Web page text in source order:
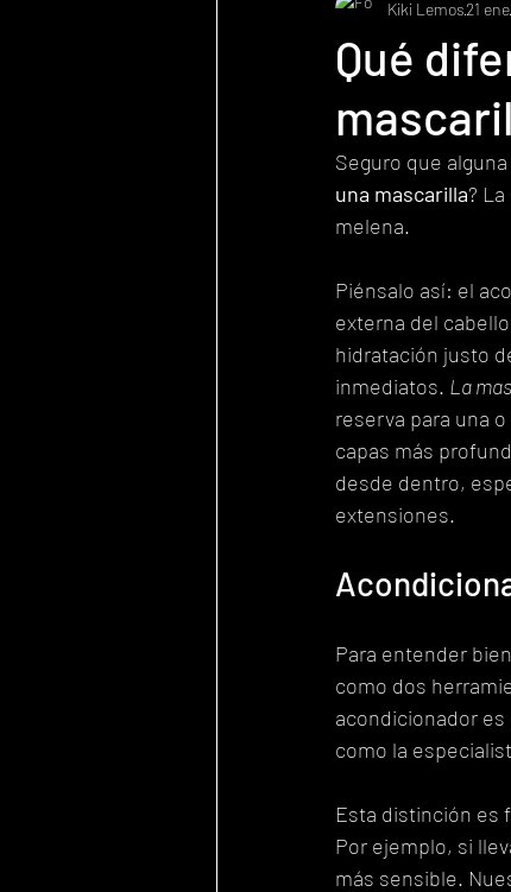
Qué
Kiki Lemos21 ene
Seguro que
una mascarilla?
melena.
Piénsalo así: el
externa del
hidratación justo
inmediatos. La
reserva para una
capas más
desde dentro,
extensiones.
Para entender
como dos
acondicionador
como la
Esta distinción es
Por ejemplo, si
más sensible.